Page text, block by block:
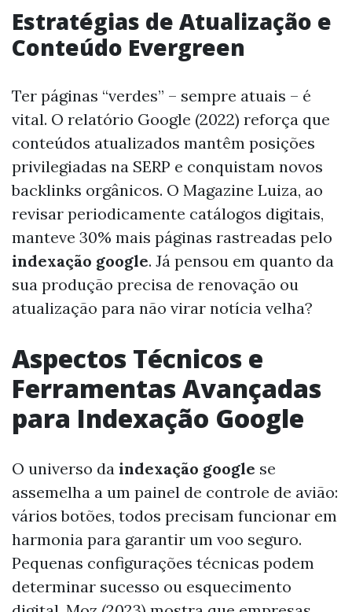
Estratégias de Atualização e
Conteúdo Evergreen
Ter páginas “verdes” – sempre atuais – é
vital. O relatório Google (2022) reforça que
conteúdos atualizados mantêm posições
privilegiadas na SERP e conquistam novos
backlinks orgânicos. O Magazine Luiza, ao
revisar periodicamente catálogos digitais,
manteve 30% mais páginas rastreadas pelo
indexação google. Já pensou em quanto da
sua produção precisa de renovação ou
atualização para não virar notícia velha?
Aspectos Técnicos e
Ferramentas Avançadas
para Indexação Google
O universo da indexação google se
assemelha a um painel de controle de avião:
vários botões, todos precisam funcionar em
harmonia para garantir um voo seguro.
Pequenas configurações técnicas podem
determinar sucesso ou esquecimento